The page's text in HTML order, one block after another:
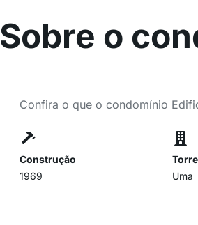
Sobre o
Confira o que o condomínio
Construção
1969
Uma